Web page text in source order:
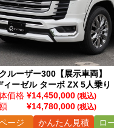
ルーザー300【展示車両】
ィーゼル ターボ ZX 5人乗り
価格 ¥14,450,000 (税込)
額 ¥14,780,000 (税込)
ージ かんたん見積 ロ